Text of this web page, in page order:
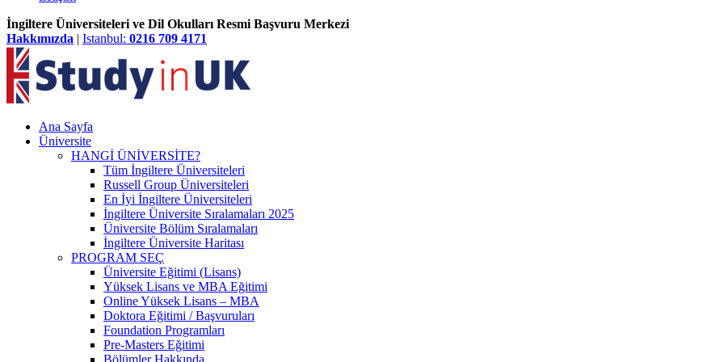
İngiltere Üniversiteleri ve Dil Okulları Resmi Başvuru Merkezi
Hakkımızda | Istanbul: 0216 709 4171
Ana Sayfa
Üniversite
HANGİ ÜNİVERSİTE?
Tüm İngiltere Üniversiteleri
Russell Group Üniversiteleri
En İyi İngiltere Üniversiteleri
İngiltere Üniversite Sıralamaları 2025
Üniversite Bölüm Sıralamaları
İngiltere Üniversite Haritası
PROGRAM SEÇ
Üniversite Eğitimi (Lisans)
Yüksek Lisans ve MBA Eğitimi
Online Yüksek Lisans – MBA
Doktora Eğitimi / Başvuruları
Foundation Programları
Pre-Masters Eğitimi
Bölümler Hakkında